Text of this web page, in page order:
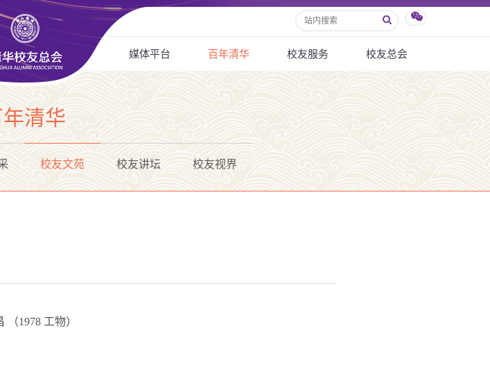
媒体平台 百年清华 校友服务 校友总会
清华
校友文苑 校友讲坛 校友视界
（1978 工物）